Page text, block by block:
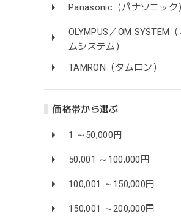
Panasonic（パナソニック
OLYMPUS／OM SYSTEM
ムシステム）
TAMRON（タムロン）
価格帯から選ぶ
1 ～50,000円
50,001 ～100,000円
100,001 ～150,000円
150,001 ～200,000円